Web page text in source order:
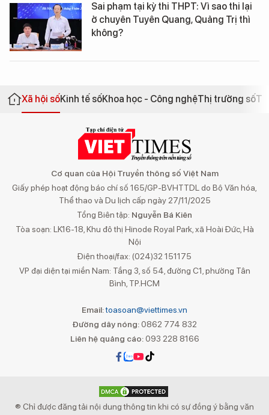
Sai phạm tại kỳ thi THPT: Vì sao thi lại
ở chuyên Tuyên Quang, Quảng Trị thì
không?
Xã hội sốKinh tế sốKhoa học - Công nghệThị trường số
Cơ quan của Hội Truyền thông số Việt Nam
Giấy phép hoạt động báo chí số 165/GP-BVHTTDL do Bộ Văn hóa,
Thể thao và Du lịch cấp ngày 27/11/2025
Tổng Biên tập: Nguyễn Bá Kiên
Tòa soạn: LK16-18, Khu đô thị Hinode Royal Park, xã Hoài Đức, Hà
Nội
Điện thoại/fax: (024)32 151175
VP đại diện tại miền Nam: Tầng 3, số 54, đường C1, phường Tân
Bình, TP.HCM
Email:toasoan@viettimes.vn
Đường dây nóng: 0862 774 832
Liên hệ quảng cáo:093 228 8166
® Chỉ được đăng tải nội dung thông tin khi có sự đồng ý bằng văn